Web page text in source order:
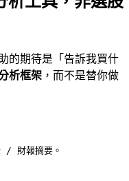
的期待是「告訴我買什
析框架 ，而不是替你做
/ 財報摘要。